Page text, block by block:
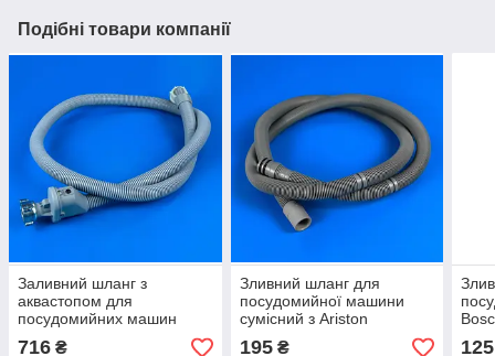
Подібні товари компанії
Заливний шланг з
аквастопом для
посудомийних машин
Electrolux 3792785101
716 ₴
Зливний шланг для
посудомийної машини
сумісний з Ariston
C00273284
195₴ 125